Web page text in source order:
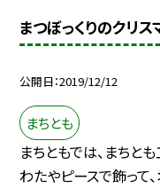
まつぼっくりのクリス
公開日 2019/12/12
まちとも
まちともでは、まちと
わたやピースで飾って